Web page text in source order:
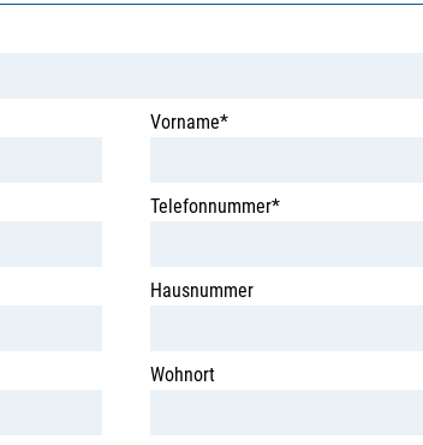
Vorname*
Telefonnummer*
Hausnummer
Wohnort